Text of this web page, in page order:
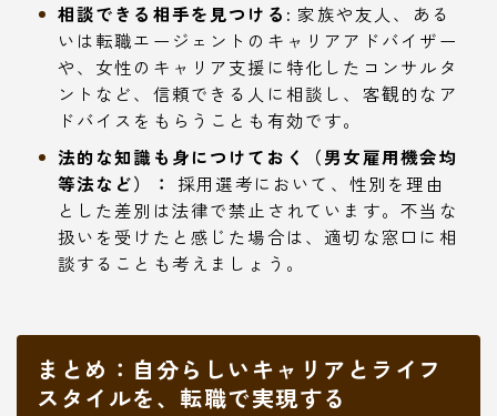
相談できる相手を見つける: 家族や友人、ある
いは転職エージェントのキャリアアドバイザー
や、女性のキャリア支援に特化したコンサルタ
ントなど、信頼できる人に相談し、客観的なア
ドバイスをもらうことも有効です。
法的な知識も身につけておく（男女雇用機会均
等法など）：
採用選考において、性別を理由
とした差別は法律で禁止されています。不当な
扱いを受けたと感じた場合は、適切な窓口に相
談することも考えましょう。
まとめ：自分らしいキャリアとライフ
スタイルを、転職で実現する